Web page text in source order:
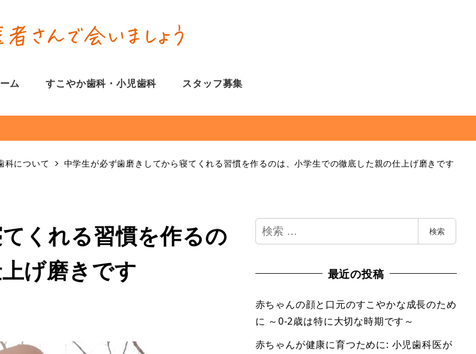
ム すこやか歯科・小児歯科 スタッフ募集
科について 中学生が必ず歯磨きしてから寝てくれる習慣を作るのは、小学生での徹底した親の仕上げ磨きです
くれる習慣を作るの
げ磨きです
検
索
検索
最近の投稿
赤ちゃんの顔と口元のすこやかな成長のため
に ～0-2歳は特に大切な時期です～
赤ちゃんが健康に育つために: 小児歯科医が